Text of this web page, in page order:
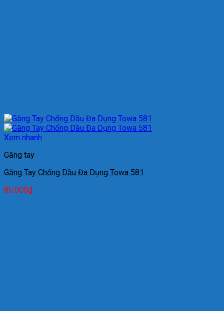
Xem nhanh
Găng tay
Găng Tay Chống Dầu Đa Dụng Towa 581
85.000₫